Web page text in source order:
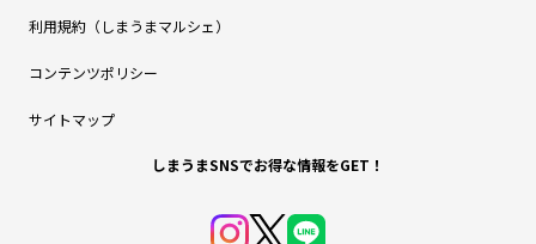
利用規約（しまうまマルシェ）
コンテンツポリシー
サイトマップ
しまうまSNSでお得な情報をGET！